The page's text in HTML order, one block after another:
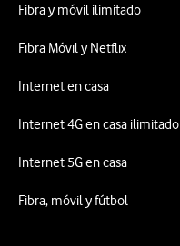
Fibra y móvil ilimitado
Fibra Móvil y Netflix
Internet en casa
Internet 4G en casa ilimitado
Internet 5G en casa
Fibra, móvil y fútbol